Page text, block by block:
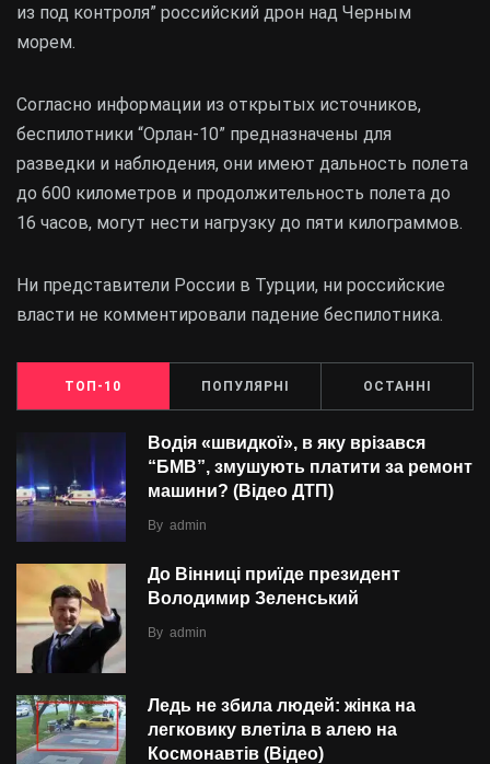
из под контроля” российский дрон над Черным
морем.
Согласно информации из открытых источников,
беспилотники “Орлан-10” предназначены для
разведки и наблюдения, они имеют дальность полета
до 600 километров и продолжительность полета до
16 часов, могут нести нагрузку до пяти килограммов.
Ни представители России в Турции, ни российские
власти не комментировали падение беспилотника.
ТОП-10 ПОПУЛЯРНІ ОСТАННІ
Водія «швидкої», в яку врізався
“БMВ”, змушують платити за ремонт
машини? (Відео ДТП)
By admin
До Вінниці приїде президент
Володимир Зеленський
By admin
Ледь не збила людей: жінка на
легковику влетіла в алею на
Космонавтів (Відео)